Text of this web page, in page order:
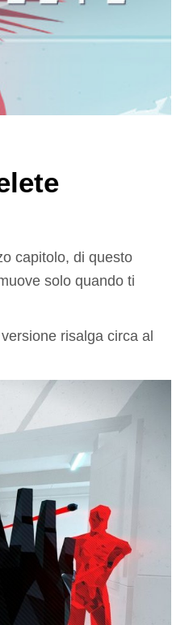
capitolo, di questo
solo quando ti
risalga circa al